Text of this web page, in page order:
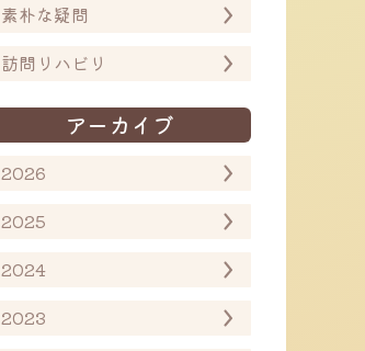
素朴な疑問
訪問リハビリ
アーカイブ
2026
2025
2024
2023